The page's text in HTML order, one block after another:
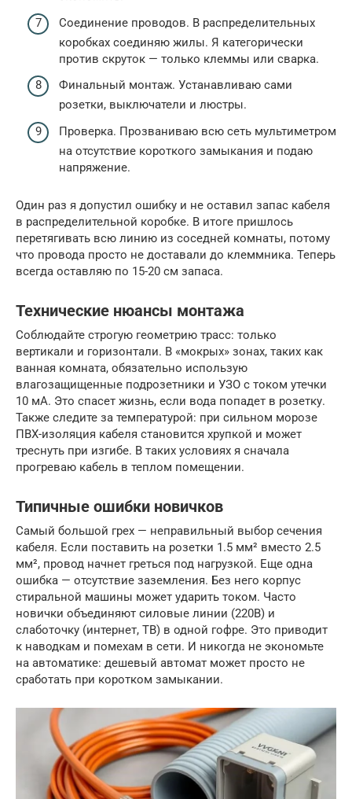
Соединение проводов. В распределительных
коробках соединяю жилы. Я категорически
против скруток — только клеммы или сварка.
Финальный монтаж. Устанавливаю сами
розетки, выключатели и люстры.
Проверка. Прозваниваю всю сеть мультиметром
на отсутствие короткого замыкания и подаю
напряжение.
Один раз я допустил ошибку и не оставил запас кабеля
в распределительной коробке. В итоге пришлось
перетягивать всю линию из соседней комнаты, потому
что провода просто не доставали до клеммника. Теперь
всегда оставляю по 15-20 см запаса.
Технические нюансы монтажа
Соблюдайте строгую геометрию трасс: только
вертикали и горизонтали. В «мокрых» зонах, таких как
ванная комната, обязательно использую
влагозащищенные подрозетники и УЗО с током утечки
10 мА. Это спасет жизнь, если вода попадет в розетку.
Также следите за температурой: при сильном морозе
ПВХ-изоляция кабеля становится хрупкой и может
треснуть при изгибе. В таких условиях я сначала
прогреваю кабель в теплом помещении.
Типичные ошибки новичков
Самый большой грех — неправильный выбор сечения
кабеля. Если поставить на розетки 1.5 мм² вместо 2.5
мм², провод начнет греться под нагрузкой. Еще одна
ошибка — отсутствие заземления. Без него корпус
стиральной машины может ударить током. Часто
новички объединяют силовые линии (220В) и
слаботочку (интернет, ТВ) в одной гофре. Это приводит
к наводкам и помехам в сети. И никогда не экономьте
на автоматике: дешевый автомат может просто не
сработать при коротком замыкании.